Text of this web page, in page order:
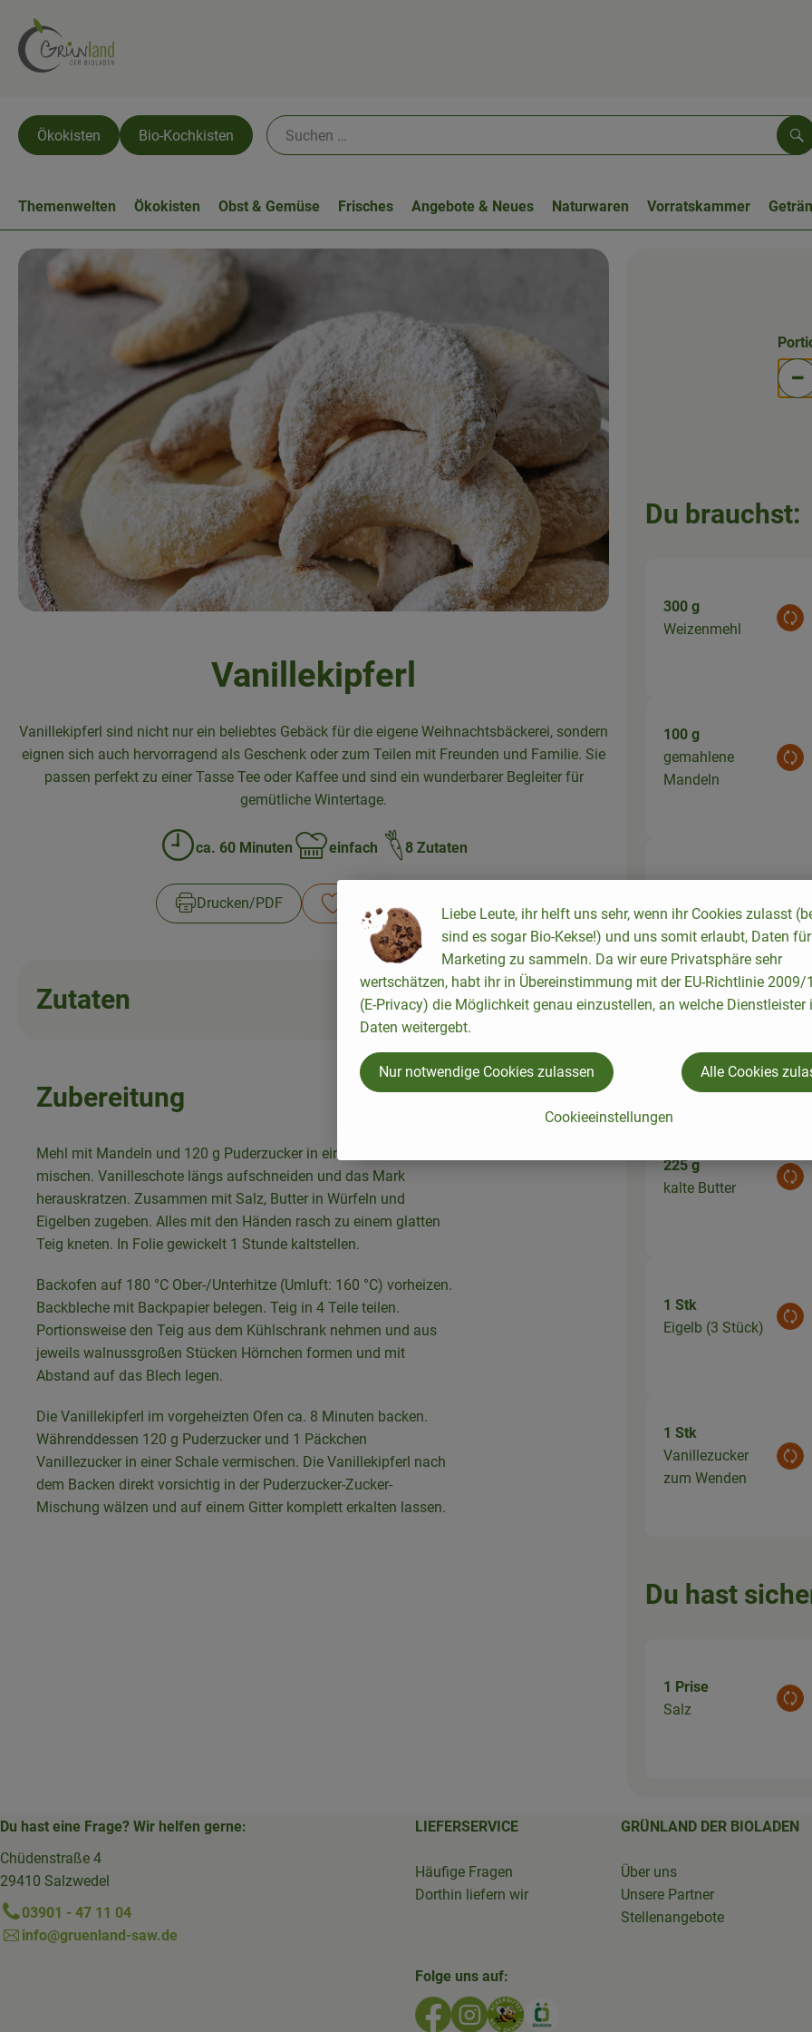
Ökokisten Bio-Kochkisten
Themenwelten Ökokisten Obst & Gemüse Frisches Angebote & Neues Naturwaren Vorratskammer
Vanillekipferl
Vanillekipferl sind nicht nur ein beliebtes Gebäck für die eigene Weihnachtsbäckerei, sondern
eignen sich auch hervorragend als Geschenk oder zum Teilen mit Freunden und Familie. Sie
passen perfekt zu einer Tasse Tee oder Kaffee und sind ein wunderbarer Begleiter für
gemütliche Wintertage.
Zubreitungszeit:
ca. 60 Minuten
Schwierigkeit:
einfach 8 Zutaten
Drucken​/​PDF Rezept speichern
Zutaten
Zubereitung
Mehl mit Mandeln und 120 g Puderzucker in einer Schüssel
mischen. Vanilleschote längs aufschneiden und das Mark
herauskratzen. Zusammen mit Salz, Butter in Würfeln und
Eigelben zugeben. Alles mit den Händen rasch zu einem glatten
Teig kneten. In Folie gewickelt 1 Stunde kaltstellen.
Backofen auf 180 °C Ober-/Unterhitze (Umluft: 160 °C) vorheizen.
Backbleche mit Backpapier belegen. Teig in 4 Teile teilen.
Portionsweise den Teig aus dem Kühlschrank nehmen und aus
jeweils walnussgroßen Stücken Hörnchen formen und mit
Abstand auf das Blech legen.
Die Vanillekipferl im vorgeheizten Ofen ca. 8 Minuten backen.
Währenddessen 120 g Puderzucker und 1 Päckchen
Vanillezucker in einer Schale vermischen. Die Vanillekipferl nach
dem Backen direkt vorsichtig in der Puderzucker-Zucker-
Mischung wälzen und auf einem Gitter komplett erkalten lassen.
Du brauchst:
300 g
Weizenmehl
100 g
gemahlene
Mandeln
240 g
Puderzucker
Vanilleschote
225 g
kalte Butter
1 Stk
Eigelb (3 Stück)
1 Stk
Vanillezucker
zum Wenden
Du hast
1 Prise
Salz
Du hast eine Frage? Wir helfen gerne:
Chüdenstraße 4
29410 Salzwedel
03901 - 47 11 04
info@gruenland-saw.de
LIEFERSERVICE
Häufige Fragen
Dorthin liefern wir
GRÜNLAND DER BIOLADEN
Über uns
Unsere Partner
Stellenangebote
Folge uns auf:
Externer Link zu https://www.facebook.com/
Externer Link zu https://www.instagram.com/
Externer Link zu https://www.bioladen-
Liebe Leute, ihr helft uns sehr, wenn ihr Cookies zulasst
sind es sogar Bio-Kekse!) und uns somit erlaubt, Daten
Marketing zu sammeln. Da wir eure Privatsphäre sehr
wertschätzen, habt ihr in Übereinstimmung mit der EU-Richtlinie 2009/
(E-Privacy) die Möglichkeit genau einzustellen, an welche Dienstleister
Daten weitergebt.
Cookieeinstellungen
Nur notwendige Cookies zulassen Alle Cookies